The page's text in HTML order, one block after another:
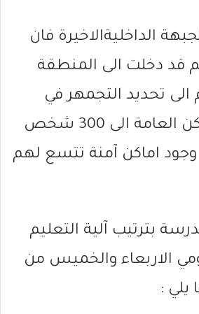
الداخليةالاخيرة فان
قد دخلت الى المنطقة
الى تحديد التجمهر في
المدارس والاماكن العامة الى 300 شخص
اماكن آمنة تتسع لهم
بترتيب آلية التعليم
الاربعاء والخميس من
يلي :